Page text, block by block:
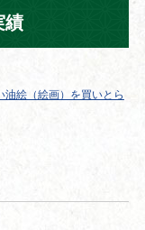
績
油絵（絵画）を買いとら